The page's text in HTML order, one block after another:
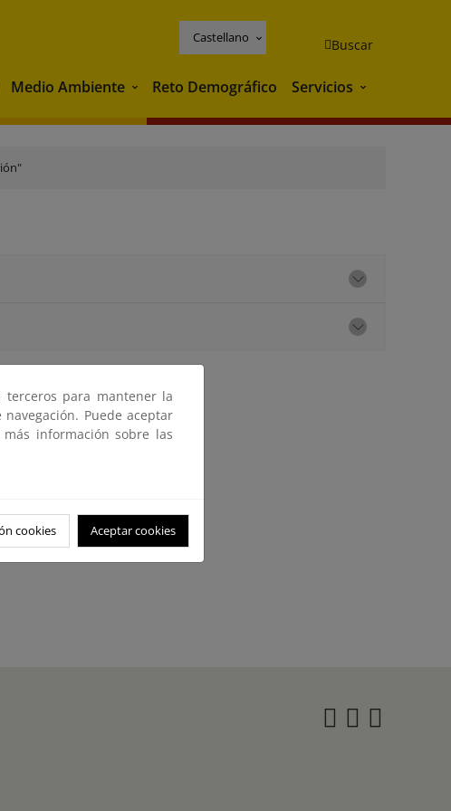
Castellano Buscar
Medio Ambiente Medio Ambiente
Reto Demográfico Servicios Servicios
para mantener la
Puede aceptar
información sobre las
cookies Aceptar cookies
Twitter